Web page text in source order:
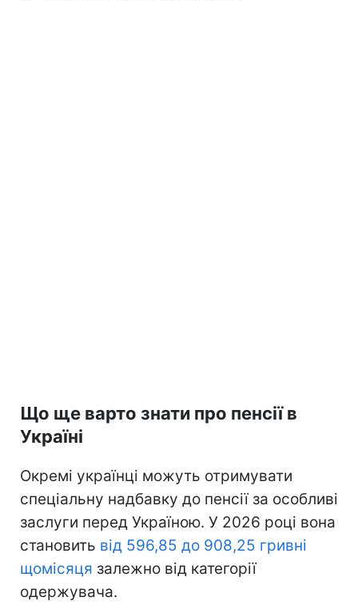
Що ще варто знати про пенсії в
Україні
Окремі українці можуть отримувати
спеціальну надбавку до пенсії за особливі
заслуги перед Україною. У 2026 році вона
становить від 596,85 до 908,25 гривні
щомісяця залежно від категорії
одержувача.